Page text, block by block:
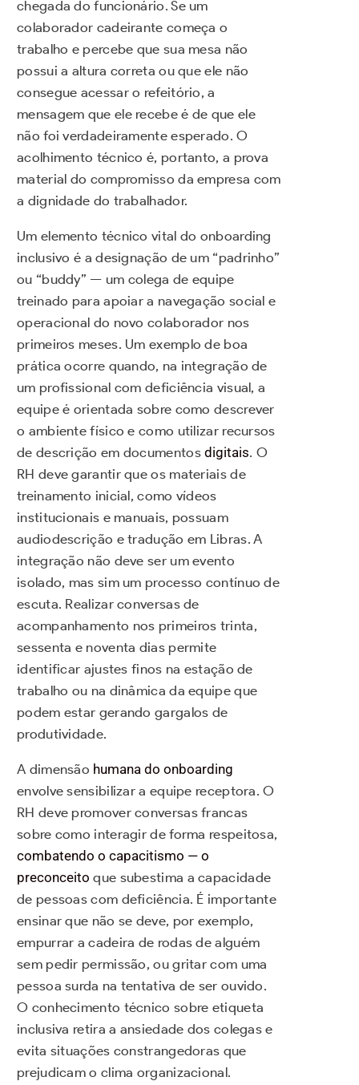
chegada do funcionário. Se um
colaborador cadeirante começa o
trabalho e percebe que sua mesa não
possui a altura correta ou que ele não
consegue acessar o refeitório, a
mensagem que ele recebe é de que ele
não foi verdadeiramente esperado. O
acolhimento técnico é, portanto, a prova
material do compromisso da empresa com
a dignidade do trabalhador.
Um elemento técnico vital do onboarding
inclusivo é a designação de um “padrinho”
ou “buddy” — um colega de equipe
treinado para apoiar a navegação social e
operacional do novo colaborador nos
primeiros meses. Um exemplo de boa
prática ocorre quando, na integração de
um profissional com deficiência visual, a
equipe é orientada sobre como descrever
o ambiente físico e como utilizar recursos
de descrição em documentosdigitais. O
RH deve garantir que os materiais de
treinamento inicial, como vídeos
institucionais e manuais, possuam
audiodescrição e tradução em Libras. A
integração não deve ser um evento
isolado, mas sim um processo contínuo de
escuta. Realizar conversas de
acompanhamento nos primeiros trinta,
sessenta e noventa dias permite
identificar ajustes finos na estação de
trabalho ou na dinâmica da equipe que
podem estar gerando gargalos de
produtividade.
A dimensão humana do onboarding
envolve sensibilizar a equipe receptora. O
RH deve promover conversas francas
sobre como interagir de forma respeitosa,
combatendo o capacitismo — o
preconceito que subestima a capacidade
de pessoas com deficiência. É importante
ensinar que não se deve, por exemplo,
empurrar a cadeira de rodas de alguém
sem pedir permissão, ou gritar com uma
pessoa surda na tentativa de ser ouvido.
O conhecimento técnico sobre etiqueta
inclusiva retira a ansiedade dos colegas e
evita situações constrangedoras que
prejudicam o clima organizacional.